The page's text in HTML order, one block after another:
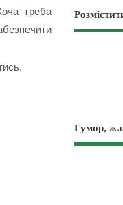
треба
Гумор,